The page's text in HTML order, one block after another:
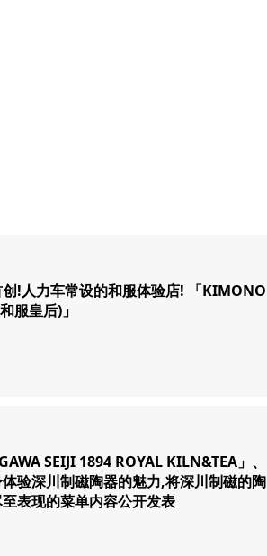
!人力车常设的和服体验店! 「KIMONO
服皇后)」
SEIJI 1894 ROYAL KILN&TEA」、
验深川制磁陶器的魅力,将深川制磁的陶
表现的菜单内容公开发表